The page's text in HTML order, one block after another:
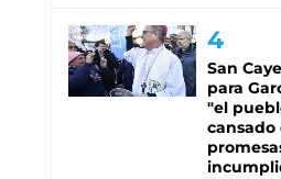
San
para
"el
cansado